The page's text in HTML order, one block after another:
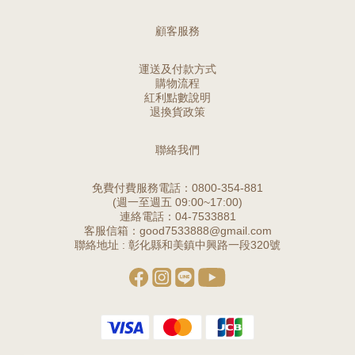
顧客服務
運送及付款方式
購物流程
紅利點數說明
退換貨政策
聯絡我們
免費付費服務電話：0800-354-881
(週一至週五 09:00~17:00)
連絡電話：04-7533881
客服信箱：good7533888@gmail.com
聯絡地址 : 彰化縣和美鎮中興路一段320號